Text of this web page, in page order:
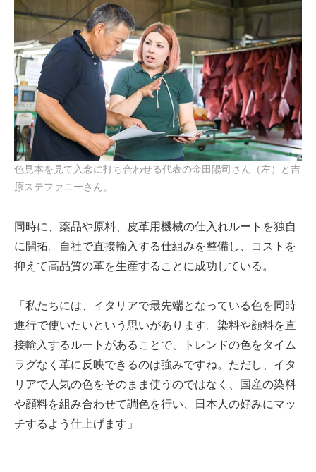
色見本を見て入念に打ち合わせる代表の金田陽司さん（左）と吉
原ステファニーさん。
同時に、薬品や原料、皮革用機械の仕入れルートを独自
に開拓。自社で直接輸入する仕組みを整備し、コストを
抑えて高品質の革を生産することに成功している。
「私たちには、イタリアで最先端となっている色を同時
進行で使いたいという思いがあります。染料や顔料を直
接輸入するルートがあることで、トレンドの色をタイム
ラグなく革に反映できるのは強みですね。ただし、イタ
リアで人気の色をそのまま使うのではなく、国産の染料
や顔料を組み合わせて調色を行い、日本人の好みにマッ
チするよう仕上げます」